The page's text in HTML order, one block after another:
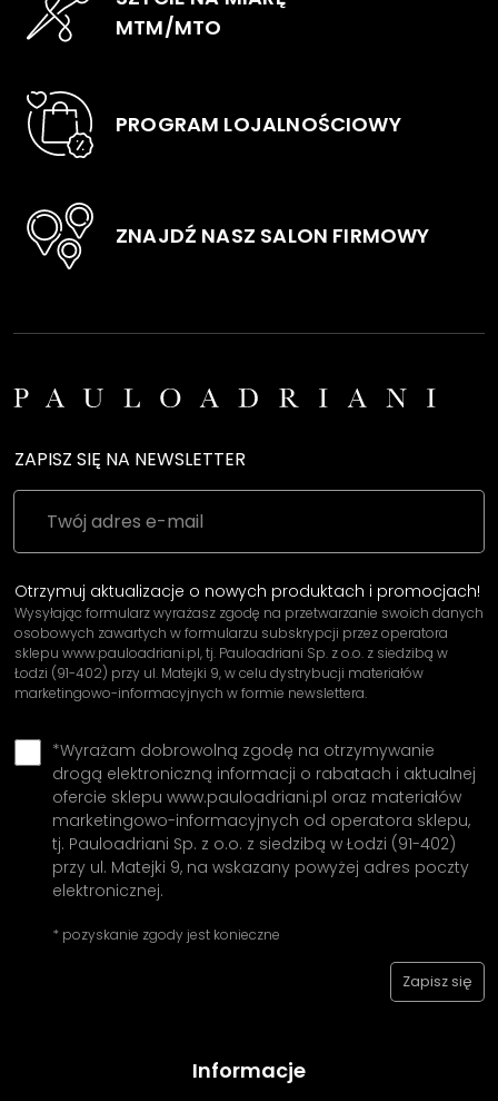
MTM/MTO
PROGRAM LOJALNOŚCIOWY
ZNAJDŹ NASZ SALON FIRMOWY
ZAPISZ SIĘ NA NEWSLETTER
Otrzymuj aktualizacje o nowych produktach i promocjach!
Wysyłając formularz wyrażasz zgodę na przetwarzanie swoich danych
osobowych zawartych w formularzu subskrypcji przez operatora
sklepu www.pauloadriani.pl, tj. Pauloadriani Sp. z o.o. z siedzibą w
Łodzi (91-402) przy ul. Matejki 9, w celu dystrybucji materiałów
marketingowo-informacyjnych w formie newslettera.
*Wyrażam dobrowolną zgodę na otrzymywanie
drogą elektroniczną informacji o rabatach i aktualnej
ofercie sklepu www.pauloadriani.pl oraz materiałów
marketingowo-informacyjnych od operatora sklepu,
tj. Pauloadriani Sp. z o.o. z siedzibą w Łodzi (91-402)
przy ul. Matejki 9, na wskazany powyżej adres poczty
elektronicznej.
* pozyskanie zgody jest konieczne
Informacje